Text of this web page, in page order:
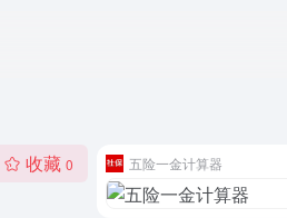
收藏 0 五险一金计算器